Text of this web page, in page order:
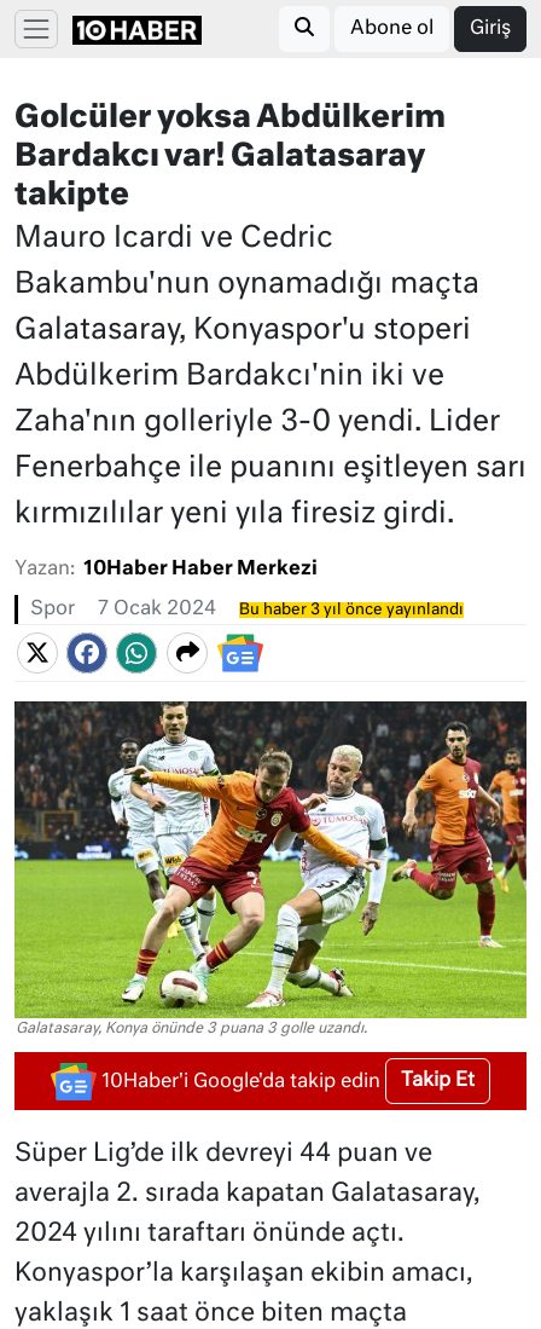
Abone ol Giriş
Golcüler yoksa Abdülkerim
Bardakcı var! Galatasaray
takipte
Mauro Icardi ve Cedric
Bakambu'nun oynamadığı maçta
Galatasaray, Konyaspor'u stoperi
Abdülkerim Bardakcı'nin iki ve
Zaha'nın golleriyle 3-0 yendi. Lider
Fenerbahçe ile puanını eşitleyen sarı
kırmızılılar yeni yıla firesiz girdi.
Yazan: 10Haber Haber Merkezi
Spor 7 Ocak 2024 Bu haber 3 yıl önce yayınlandı
Galatasaray, Konya önünde 3 puana 3 golle uzandı.
10Haber'i Google'da takip edin Takip Et
Süper Lig’de ilk devreyi 44 puan ve
averajla 2. sırada kapatan Galatasaray,
2024 yılını taraftarı önünde açtı.
Konyaspor’la karşılaşan ekibin amacı,
yaklaşık 1 saat önce biten maçta